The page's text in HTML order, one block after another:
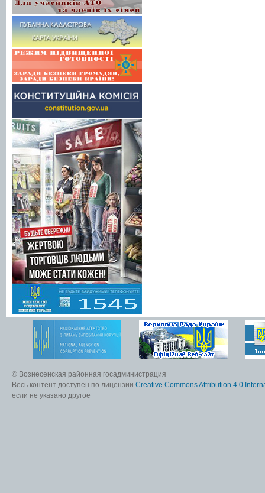
© Вознесенская районная госадминистрация
Весь контент доступен по лицензии Creative Commons Attribution 4.0
если не указано другое